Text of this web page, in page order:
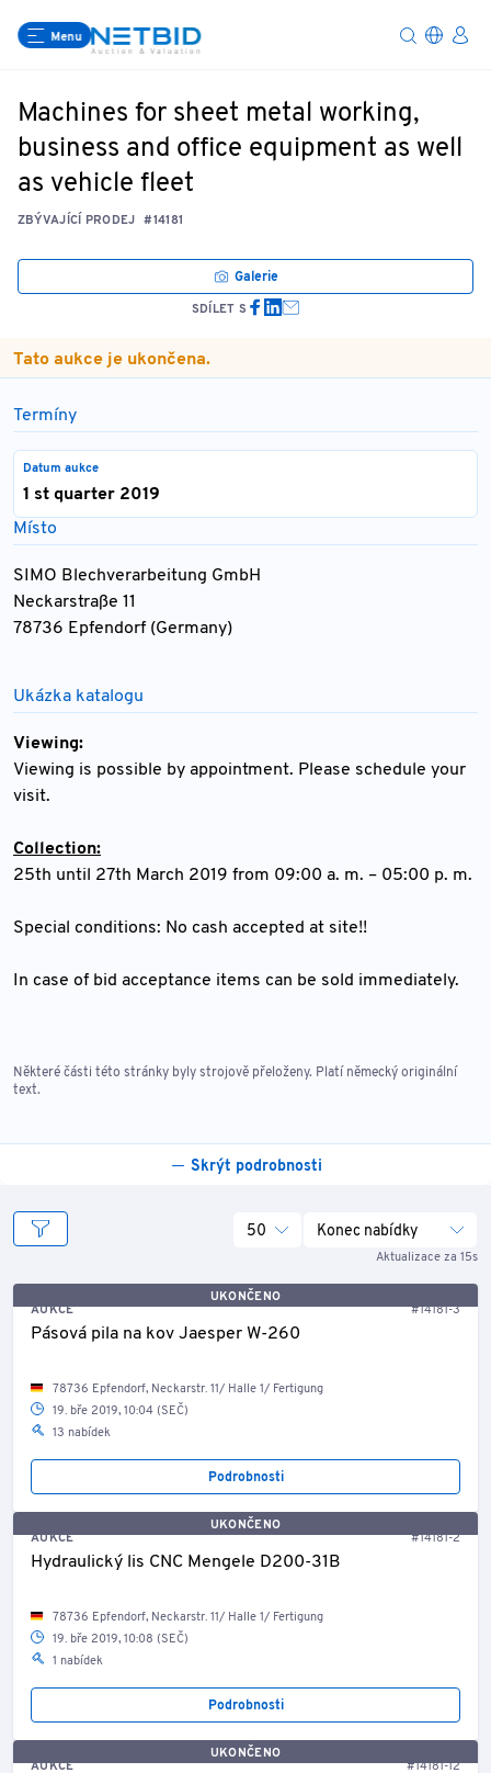
Menu
Machines for sheet metal working,
business and office equipment as well
as vehicle fleet
ZBÝVAJÍCÍ PRODEJ #14181
Galerie
SDÍLET S
Tato aukce je ukončena.
Termíny
Datum aukce
1 st quarter 2019
Místo
SIMO Blechverarbeitung GmbH
Neckarstraße 11
78736 Epfendorf (Germany)
Ukázka katalogu
Viewing:
Viewing is possible by appointment. Please schedule your
visit.
Collection:
25th until 27th March 2019 from 09:00 a. m. – 05:00 p. m.
Special conditions: No cash accepted at site!!
In case of bid acceptance items can be sold immediately.
Některé části této stránky byly strojově přeloženy. Platí německý originální
text.
Skrýt podrobnosti
Aktualizace za 15s
50 Konec nabídky
UKONČENO
AUKCE
#14181-3
Pásová pila na kov Jaesper W-260
78736 Epfendorf, Neckarstr. 11/ Halle 1/ Fertigung
19. bře 2019, 10:04 (SEČ)
13 nabídek
Podrobnosti
UKONČENO
AUKCE
#14181-2
Hydraulický lis CNC Mengele D200-31B
78736 Epfendorf, Neckarstr. 11/ Halle 1/ Fertigung
19. bře 2019, 10:08 (SEČ)
1 nabídek
Podrobnosti
UKONČENO
AUKCE
#14181-12